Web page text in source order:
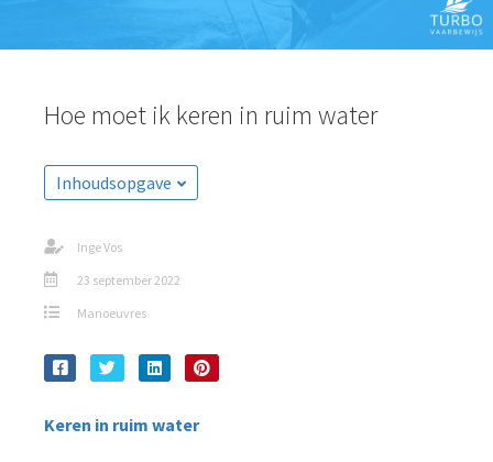
Hoe moet ik keren in ruim water
Inhoudsopgave
Inge Vos
23 september 2022
Manoeuvres
Keren in ruim water